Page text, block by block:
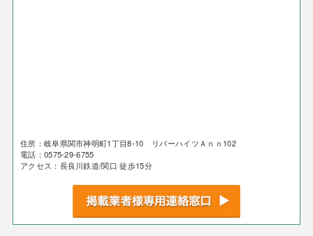
住所：岐阜県関市神明町1丁目8-10 リバーハイツＡｎｎ102
電話：0575-29-6755
アクセス：長良川鉄道/関口 徒歩15分